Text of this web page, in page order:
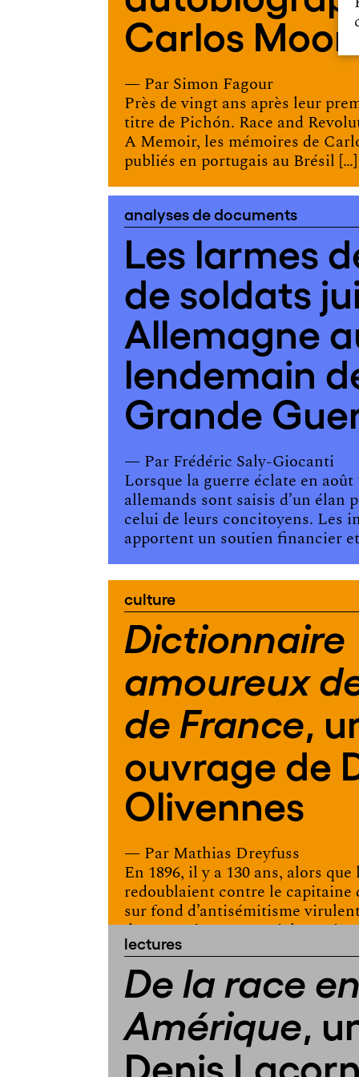
Carlos
— Par Simon Fagour
Près de vingt ans après leur
titre de Pichón. Race and
A Memoir, les mémoires de
publiés en portugais au Brésil […]
analyses de documents
Les larmes
de soldats
Allemagne
lendemain
Grande
— Par Frédéric Saly-Giocanti
Lorsque la guerre éclate en août
allemands sont saisis d’un élan
celui de leurs concitoyens. Les
apportent un soutien financier
culture
Dictionnaire
amoureux
de France,
ouvrage de
Olivennes
— Par Mathias Dreyfuss
En 1896, il y a 130 ans, alors que
redoublaient contre le capitaine
sur fond d’antisémitisme
lectures
De la race en
Amérique,
Denis